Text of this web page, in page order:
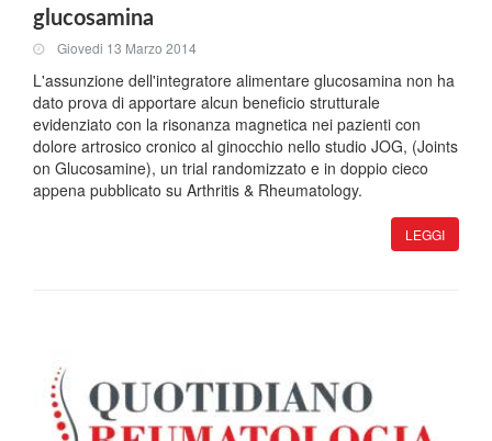
glucosamina
Giovedi 13 Marzo 2014
L'assunzione dell'integratore alimentare glucosamina non ha
dato prova di apportare alcun beneficio strutturale
evidenziato con la risonanza magnetica nei pazienti con
dolore artrosico cronico al ginocchio nello studio JOG, (Joints
on Glucosamine), un trial randomizzato e in doppio cieco
appena pubblicato su Arthritis & Rheumatology.
LEGGI